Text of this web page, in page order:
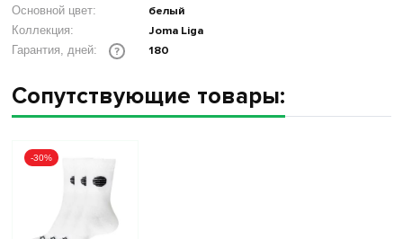
Основной цвет: белый
Коллекция: Joma Liga
Гарантия, дней: ? 180
Сопутствующие товары:
-30%